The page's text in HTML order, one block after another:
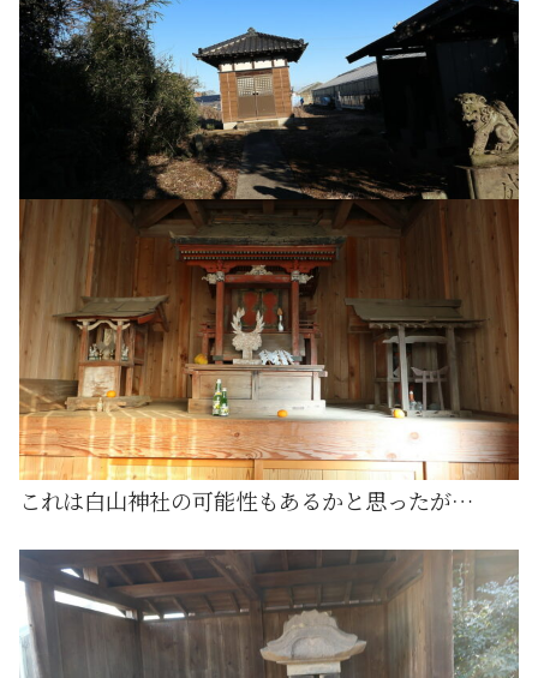
これは白山神社の可能性もあるかと思ったが…